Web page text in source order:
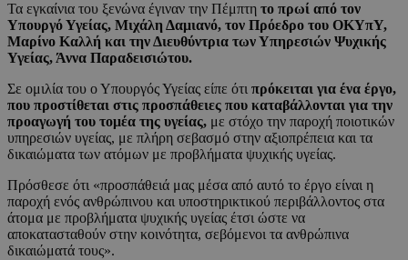
Τα εγκαίνια του ξενώνα έγιναν την Πέμπτη το πρωί από τον
Υπουργό Υγείας, Μιχάλη Δαμιανό, τον Πρόεδρο του ΟΚΥπΥ,
Μαρίνο Καλλή και την Διευθύντρια των Υπηρεσιών Ψυχικής
Υγείας, Άννα Παραδεισιώτου.
Σε ομιλία του ο Υπουργός Υγείας είπε ότι πρόκειται για ένα έργο,
που προστίθεται στις προσπάθειες που καταβάλλονται για την
προαγωγή του τομέα της υγείας, με στόχο την παροχή ποιοτικών
υπηρεσιών υγείας, με πλήρη σεβασμό στην αξιοπρέπεια και τα
δικαιώματα των ατόμων με προβλήματα ψυχικής υγείας.
Πρόσθεσε ότι «προσπάθειά μας μέσα από αυτό το έργο είναι η
παροχή ενός ανθρώπινου και υποστηρικτικού περιβάλλοντος στα
άτομα με προβλήματα ψυχικής υγείας έτσι ώστε να
αποκατασταθούν στην κοινότητα, σεβόμενοι τα ανθρώπινα
δικαιώματά τους».